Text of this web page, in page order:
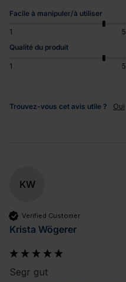
Facile à manipuler/à utiliser
1 5
Qualité du produit
1 5
Trouvez-vous cet avis utile ? Oui
KW
Verified Customer
Krista Wögerer
Segr gut